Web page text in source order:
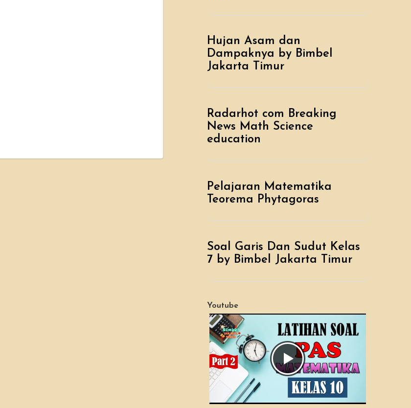
Hujan Asam dan
Dampaknya by Bimbel
Jakarta Timur
Radarhot com Breaking
News Math Science
education
Pelajaran Matematika
Teorema Phytagoras
Soal Garis Dan Sudut Kelas
7 by Bimbel Jakarta Timur
Youtube